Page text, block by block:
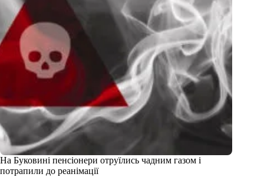
На Буковині пенсіонери отруїлись чадним газом і
потрапили до реанімації